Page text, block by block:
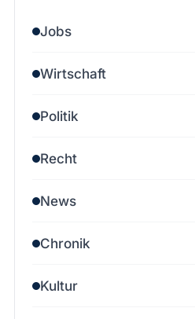
Jobs
Wirtschaft
Politik
Recht
News
Chronik
Kultur